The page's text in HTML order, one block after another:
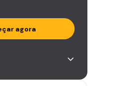
agora
a +2.000
por mês para